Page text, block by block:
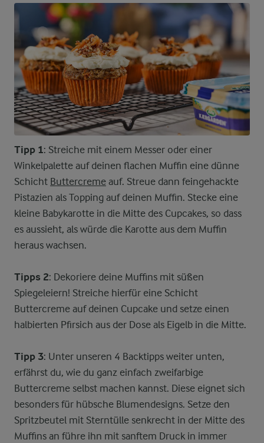
Tipp 1: Streiche mit einem Messer oder einer
Winkelpalette auf deinen flachen Muffin eine dünne
Schicht Buttercreme auf. Streue dann feingehackte
Pistazien als Topping auf deinen Muffin. Stecke eine
kleine Babykarotte in die Mitte des Cupcakes, so dass
es aussieht, als würde die Karotte aus dem Muffin
heraus wachsen.
Tipps 2: Dekoriere deine Muffins mit süßen
Spiegeleiern! Streiche hierfür eine Schicht
Buttercreme auf deinen Cupcake und setze einen
halbierten Pfirsich aus der Dose als Eigelb in die Mitte.
Tipp 3: Unter unseren 4 Backtipps weiter unten,
erfährst du, wie du ganz einfach zweifarbige
Buttercreme selbst machen kannst. Diese eignet sich
besonders für hübsche Blumendesigns. Setze den
Spritzbeutel mit Sterntülle senkrecht in der Mitte des
Muffins an führe ihn mit sanftem Druck in immer